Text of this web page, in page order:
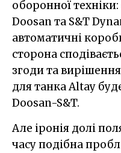
оборонної
Doosan та S&T
автоматичні
сторона
згоди та
для танка Altay
Doosan-S&T.
Але іронія долі
часу подібна